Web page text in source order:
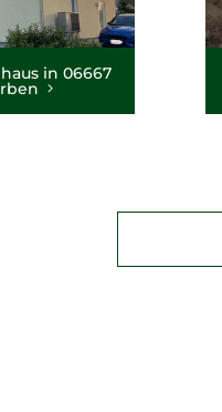
in 06667